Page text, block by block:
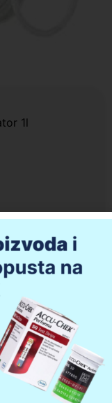
1l
AFIB